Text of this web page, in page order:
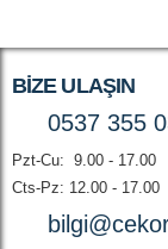
BIZE ULAŞIN
0537 355
Pzt-Cu: 9.00 - 17.00
Cts-Pz: 12.00 - 17.00